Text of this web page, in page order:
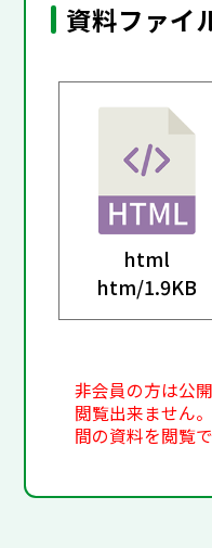
資料ファイ
html
htm/1.9KB
非会員の方は公
閲覧出来ません
間の資料を閲覧で